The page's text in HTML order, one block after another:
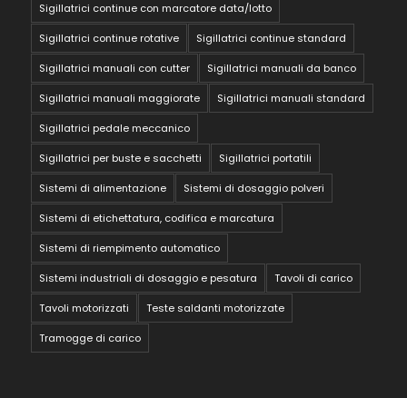
Sigillatrici continue con marcatore data/lotto
Sigillatrici continue rotative Sigillatrici continue standard
Sigillatrici manuali con cutter Sigillatrici manuali da banco
Sigillatrici manuali maggiorate Sigillatrici manuali standard
Sigillatrici pedale meccanico
Sigillatrici per buste e sacchetti Sigillatrici portatili
Sistemi di alimentazione Sistemi di dosaggio polveri
Sistemi di etichettatura, codifica e marcatura
Sistemi di riempimento automatico
Sistemi industriali di dosaggio e pesatura Tavoli di carico
Tavoli motorizzati Teste saldanti motorizzate
Tramogge di carico